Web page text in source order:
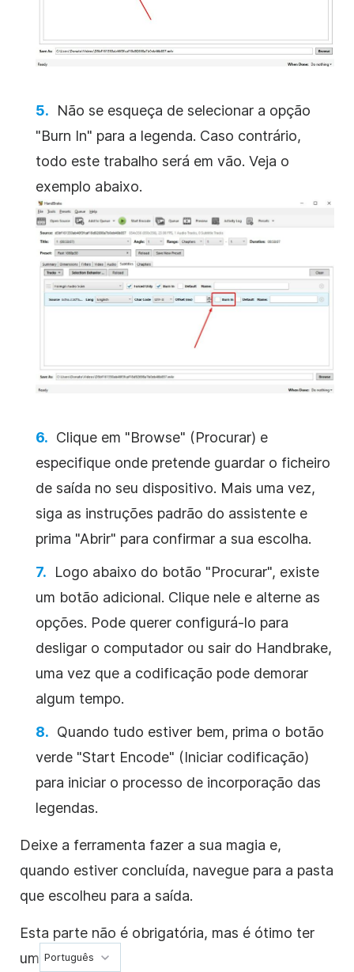
Não se esqueça de selecionar a opção
"Burn In" para a legenda. Caso contrário,
todo este trabalho será em vão. Veja o
exemplo abaixo.
Clique em "Browse" (Procurar) e
especifique onde pretende guardar o ficheiro
de saída no seu dispositivo. Mais uma vez,
siga as instruções padrão do assistente e
prima "Abrir" para confirmar a sua escolha.
Logo abaixo do botão "Procurar", existe
um botão adicional. Clique nele e alterne as
opções. Pode querer configurá-lo para
desligar o computador ou sair do Handbrake,
uma vez que a codificação pode demorar
algum tempo.
Quando tudo estiver bem, prima o botão
verde "Start Encode" (Iniciar codificação)
para iniciar o processo de incorporação das
legendas.
Deixe a ferramenta fazer a sua magia e,
quando estiver concluída, navegue para a pasta
que escolheu para a saída.
Esta parte não é obrigatória, mas é ótimo ter
uma prova.
Português